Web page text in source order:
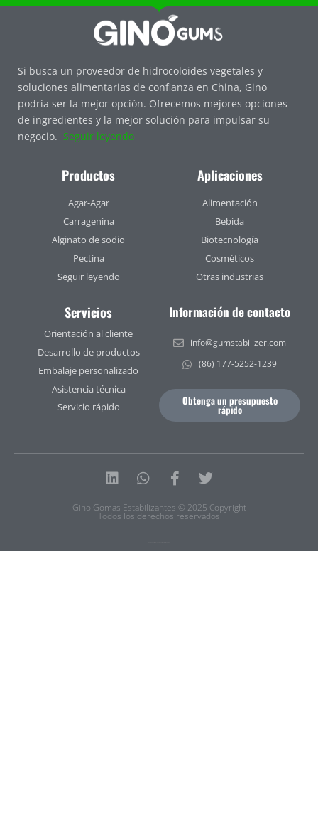
Si busca un proveedor de hidrocoloides vegetales y
soluciones alimentarias de confianza en China, Gino
podría ser la mejor opción. Ofrecemos mejores opciones
de ingredientes y la mejor solución para impulsar su
negocio. Seguir leyendo
Productos
Agar-Agar
Carragenina
Alginato de sodio
Pectina
Seguir leyendo
Aplicaciones
Alimentación
Bebida
Biotecnología
Cosméticos
Otras industrias
Servicios
Orientación al cliente
Desarrollo de productos
Embalaje personalizado
Asistencia técnica
Servicio rápido
Información de contacto
info@gumstabilizer.com
(86) 177-5252-1239
Obtenga un presupuesto
rápido
LinkedinWhatsapp
Facebook-
Twitter
Gino Gomas Estabilizantes © 2025 Copyright
Todos los derechos reservados